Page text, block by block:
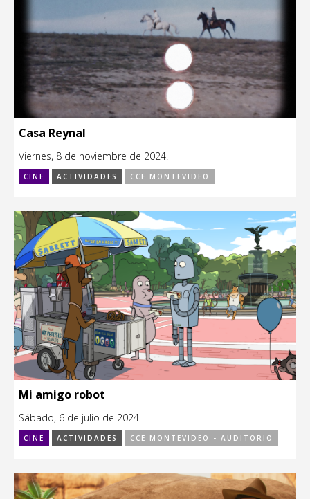
Casa Reynal
Viernes, 8 de noviembre de 2024.
CINE ACTIVIDADES CCE MONTEVIDEO
Mi amigo robot
Sábado, 6 de julio de 2024.
CINE ACTIVIDADES CCE MONTEVIDEO - AUDITORIO